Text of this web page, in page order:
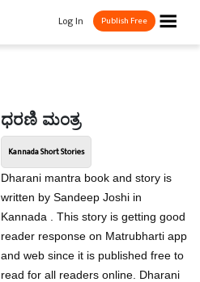
☰
Log In Publish Free
ಧರಣಿ ಮಂತ್ರ
Kannada Short Stories
Dharani mantra book and story is
written by Sandeep Joshi in
Kannada . This story is getting good
reader response on Matrubharti app
and web since it is published free to
read for all readers online. Dharani